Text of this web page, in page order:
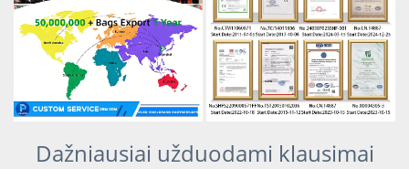
Dažniausiai užduodami klausimai